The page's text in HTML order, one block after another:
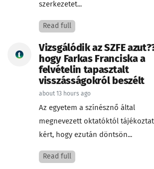
szerkezetet...
Read full
Vizsgálódik az SZFE
hogy Farkas Franciska a
felvételin tapasztalt
visszásságokról beszélt
about 13 hours ago
Az egyetem a színésznő által
megnevezett oktatóktól
kért, hogy ezután döntsön...
Read full